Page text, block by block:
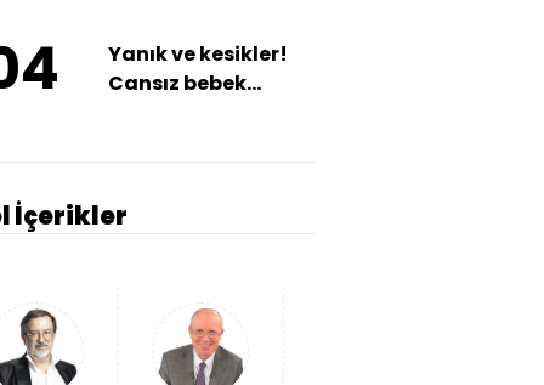
İçerikler
Yanık ve kesikler!
Cansız bebek